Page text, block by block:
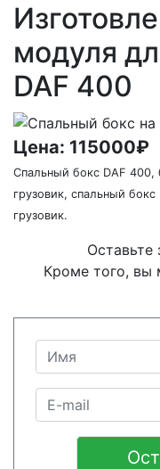
модуля
DAF 400
Цена: 115000₽
Спальный бокс DAF 400,
грузовик, спальный
грузовик.
Оставьте
Кроме того, вы